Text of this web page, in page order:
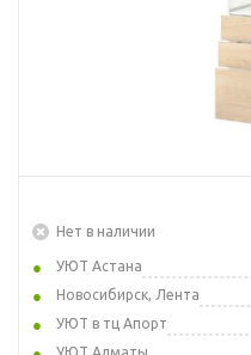
Нет в наличии
УЮТ Астана
Новосибирск, Лента
УЮТ в тц Апорт
УЮТ Алматы